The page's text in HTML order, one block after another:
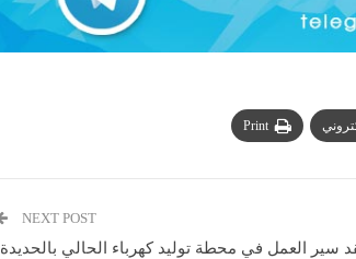
Print
NEXT POST
سير العمل في محطة توليد كهرباء الحالي بالحديدة